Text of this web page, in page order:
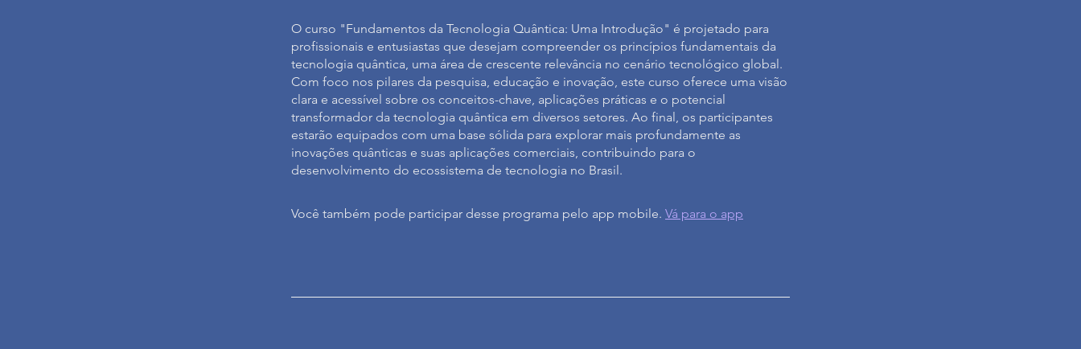
O curso "Fundamentos da Tecnologia Quântica: Uma Introdução" é projetado para
profissionais e entusiastas que desejam compreender os princípios fundamentais da
tecnologia quântica, uma área de crescente relevância no cenário tecnológico global.
Com foco nos pilares da pesquisa, educação e inovação, este curso oferece uma visão
clara e acessível sobre os conceitos-chave, aplicações práticas e o potencial
transformador da tecnologia quântica em diversos setores. Ao final, os participantes
estarão equipados com uma base sólida para explorar mais profundamente as
inovações quânticas e suas aplicações comerciais, contribuindo para o
desenvolvimento do ecossistema de tecnologia no Brasil.
Você também pode participar desse programa pelo app mobile. Vá para o app